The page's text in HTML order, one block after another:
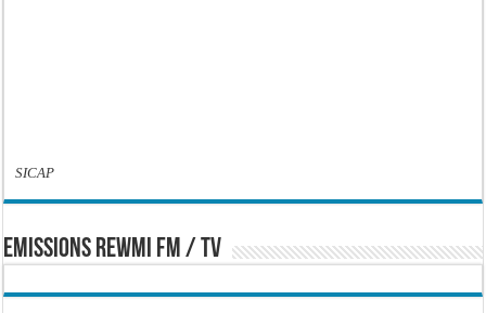
SICAP
EMISSIONS REWMI FM / TV